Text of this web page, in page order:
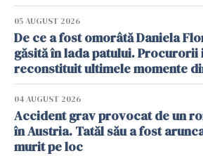
05 AUGUST 2026
De ce a fost omorâtă Daniela
găsită în lada patului. Procurorii
reconstituit ultimele momente
04 AUGUST 2026
Accident grav provocat de un
în Austria. Tatăl său a fost
murit pe loc